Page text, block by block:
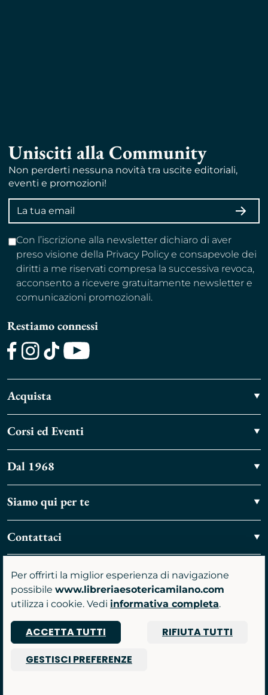
Unisciti alla Community
Non perderti nessuna novità tra uscite editoriali,
eventi e promozioni!
Indirizzo
email
Con l’iscrizione alla newsletter dichiaro di aver
preso visione della Privacy Policy e consapevole dei
diritti a me riservati compresa la successiva revoca,
acconsento a ricevere gratuitamente newsletter e
comunicazioni promozionali.
Restiamo connessi
Acquista
Corsi ed Eventi
Dal 1968
Siamo qui per te
Contattaci
Vieni a trovarci
P.IVA 07481590961
© 2026 Libreria Gruppo Anima srl
Per offrirti la miglior esperienza di navigazione
possibile www.libreriaesotericamilano.com
utilizza i cookie. Vedi informativa completa.
ACCETTA TUTTI
RIFIUTA TUTTI
GESTISCI PREFERENZE